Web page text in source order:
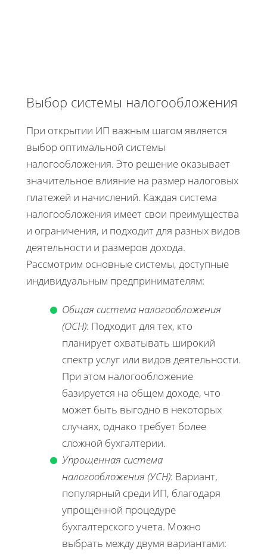
Выбор системы налогообложения
При открытии ИП важным шагом является
выбор оптимальной системы
налогообложения. Это решение оказывает
значительное влияние на размер налоговых
платежей и начислений. Каждая система
налогообложения имеет свои преимущества
и ограничения, и подходит для разных видов
деятельности и размеров дохода.
Рассмотрим основные системы, доступные
индивидуальным предпринимателям:
Общая система налогообложения
(ОСН): Подходит для тех, кто
планирует охватывать широкий
спектр услуг или видов деятельности.
При этом налогообложение
базируется на общем доходе, что
может быть выгодно в некоторых
случаях, однако требует более
сложной бухгалтерии.
Упрощенная система
налогообложения (УСН): Вариант,
популярный среди ИП, благодаря
упрощенной процедуре
бухгалтерского учета. Можно
выбрать между двумя вариантами: